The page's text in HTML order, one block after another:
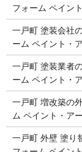
フォーム ペイン
一戸町 塗装会社
ーム ペイント・
一戸町 塗装業者
ーム ペイント・
一戸町 増改築の
ム ペイント・ア
一戸町 外壁 塗り